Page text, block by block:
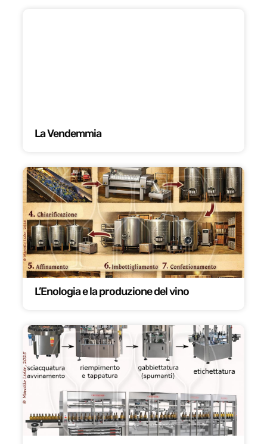
La Vendemmia
L’Enologia e la produzione del vino